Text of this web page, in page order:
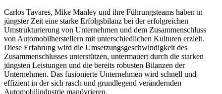
Carlos Tavares, Mike Manley und ihre Führungsteams haben in
jüngster Zeit eine starke Erfolgsbilanz bei der erfolgreichen
Umstrukturierung von Unternehmen und dem Zusammenschluss
von Automobilherstellern mit unterschiedlichen Kulturen erzielt.
Diese Erfahrung wird die Umsetzungsgeschwindigkeit des
Zusammenschlusses unterstützen, untermauert durch die starken
jüngsten Leistungen und die bereits robusten Bilanzen der
Unternehmen. Das fusionierte Unternehmen wird schnell und
effizient in der sich rasch und grundlegend verändernden
Automobilindustrie manövrieren.